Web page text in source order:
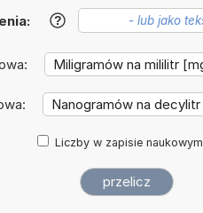
?
Liczby w zapisie naukowym